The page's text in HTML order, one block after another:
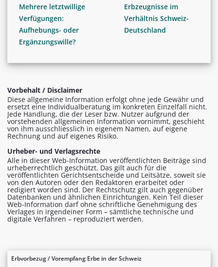
Erbvorbezug / Vorempfang Erbe in der Schweiz
Mehrere letztwillige
Verfügungen:
Aufhebungs- oder
Ergänzungswille?
Erbzeugnisse im
Verhältnis Schweiz-
Deutschland
Vorbehalt / Disclaimer
Diese allgemeine Information erfolgt ohne jede Gewähr und
ersetzt eine Individualberatung im konkreten Einzelfall nicht.
Jede Handlung, die der Leser bzw. Nutzer aufgrund der
vorstehenden allgemeinen Information vornimmt, geschieht
von ihm ausschliesslich in eigenem Namen, auf eigene
Rechnung und auf eigenes Risiko.
Urheber- und Verlagsrechte
Alle in dieser Web-Information veröffentlichten Beiträge sind
urheberrechtlich geschützt. Das gilt auch für die
veröffentlichten Gerichtsentscheide und Leitsätze, soweit sie
von den Autoren oder den Redaktoren erarbeitet oder
redigiert worden sind. Der Rechtschutz gilt auch gegenüber
Datenbanken und ähnlichen Einrichtungen. Kein Teil dieser
Web-Information darf ohne schriftliche Genehmigung des
Verlages in irgendeiner Form – sämtliche technische und
digitale Verfahren – reproduziert werden.